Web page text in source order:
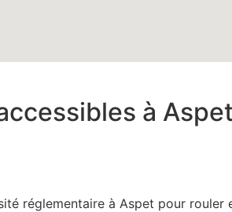
à Aspet
réglementaire à Aspet pour